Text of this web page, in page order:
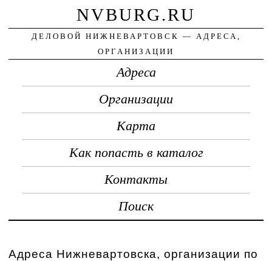
NVBURG.RU
ДЕЛОВОЙ НИЖНЕВАРТОВСК — АДРЕСА,
ОРГАНИЗАЦИИ
Адреса
Организации
Карта
Как попасть в каталог
Контакты
Поиск
Адреса Нижневартовска, организации по